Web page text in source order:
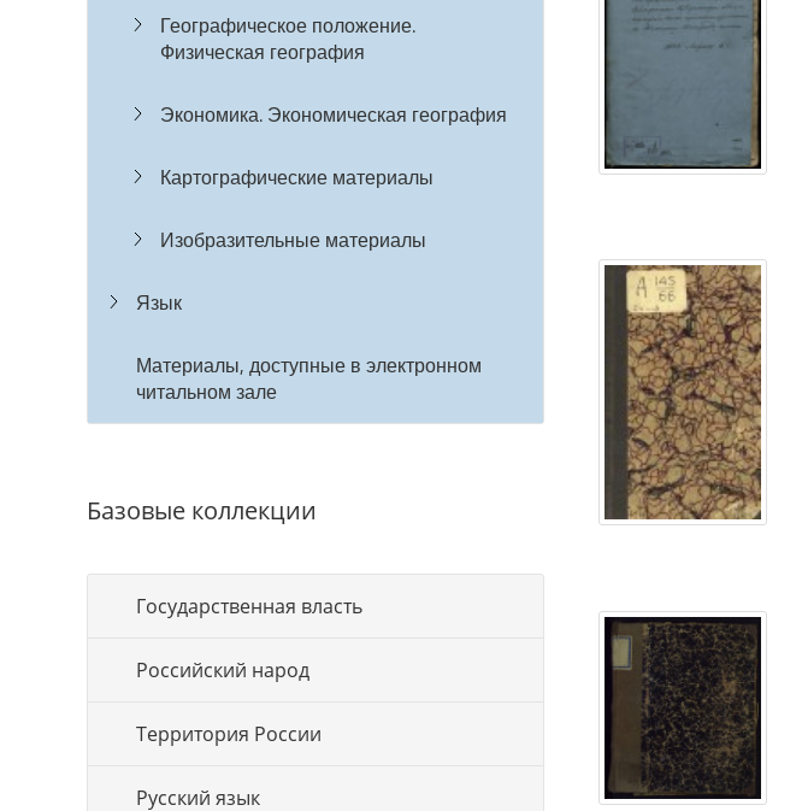
Географическое положение.
Физическая география
Экономика. Экономическая география
Картографические материалы
Изобразительные материалы
Язык
Материалы, доступные в электронном
читальном зале
Базовые коллекции
Государственная власть
Российский народ
Территория России
Русский язык